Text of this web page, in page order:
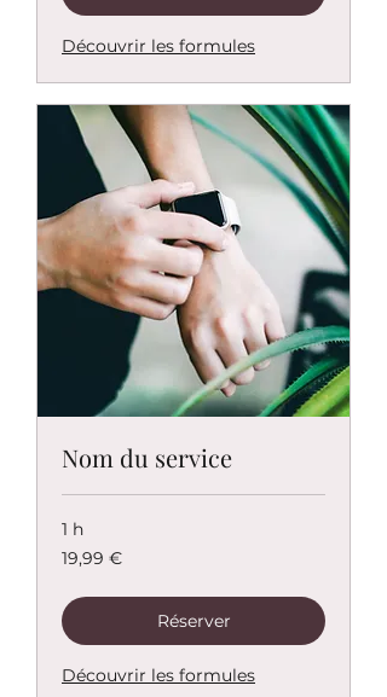
Découvrir les formules
Nom du service
1 h
19,99
euros
19,99 €
Réserver
Découvrir les formules